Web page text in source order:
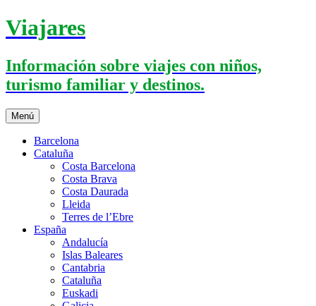
Saltar
al
Viajares
Información sobre viajes con niños,
turismo familiar y destinos.
Menú
Barcelona
Cataluña
Costa Barcelona
Costa Brava
Costa Daurada
Lleida
Terres de l’Ebre
España
Andalucía
Islas Baleares
Cantabria
Cataluña
Euskadi